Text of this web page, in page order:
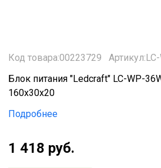
Код товара:00223729
Блок питания "Ledcraft" LC-WP-
160x30x20
Подробнее
1 418 руб.